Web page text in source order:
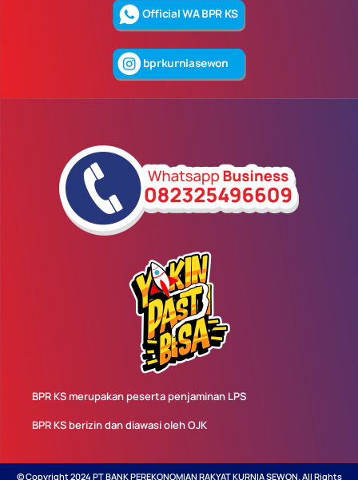
BPR KS merupakan peserta penjaminan LPS
BPR KS berizin dan diawasi oleh OJK
© Copyright 2024 PT BANK PEREKONOMIAN RAKYAT KURNIA SEWON. All Rights